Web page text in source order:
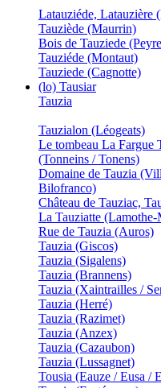
Latauziéde, Latauzière
Tauziède (Maurrin)
Bois de Tauziede
Tauziéde (Montaut)
Tauziede (Cagnotte)
(lo) Tausiar
Tauzia
Tauzialon (Léogeats)
Le tombeau La Fargue
(Tonneins / Tonens)
Domaine de Tauzia
Bilofranco)
Château de Tauziac,
La Tauziatte
Rue de Tauzia (Auros)
Tauzia (Giscos)
Tauzia (Sigalens)
Tauzia (Brannens)
Tauzia (Xaintrailles /
Tauzia (Herré)
Tauzia (Razimet)
Tauzia (Anzex)
Tauzia (Cazaubon)
Tauzia (Lussagnet)
Tousia (Eauze / Eusa /